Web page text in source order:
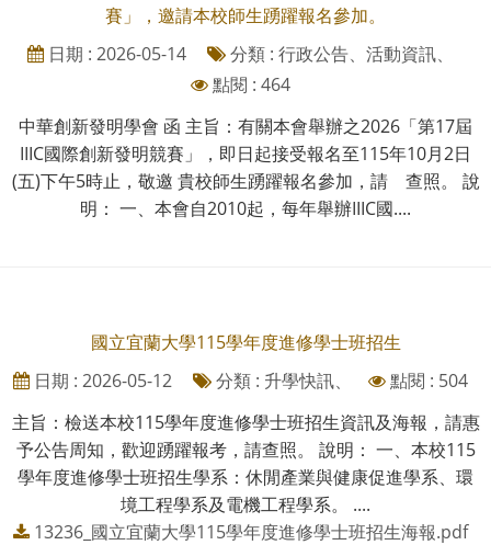
賽」，邀請本校師生踴躍報名參加。
日期 : 2026-05-14
分類 : 行政公告、活動資訊、
點閱 : 464
中華創新發明學會 函 主旨：有關本會舉辦之2026「第17屆
IIIC國際創新發明競賽」，即日起接受報名至115年10月2日
(五)下午5時止，敬邀 貴校師生踴躍報名參加，請 查照。 說
明： 一、本會自2010起，每年舉辦IIIC國....
國立宜蘭大學115學年度進修學士班招生
日期 : 2026-05-12
分類 : 升學快訊、
點閱 : 504
主旨：檢送本校115學年度進修學士班招生資訊及海報，請惠
予公告周知，歡迎踴躍報考，請查照。 說明： 一、本校115
學年度進修學士班招生學系：休閒產業與健康促進學系、環
境工程學系及電機工程學系。 ....
13236_國立宜蘭大學115學年度進修學士班招生海報.pdf